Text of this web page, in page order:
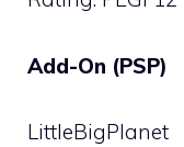
Add-On (PSP)
LittleBigPlanet